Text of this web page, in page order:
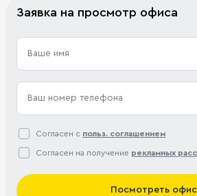
Заявка на просмотр офиса
Согласен с польз. соглашением
Согласен на получение рекламных
Посмотреть офис